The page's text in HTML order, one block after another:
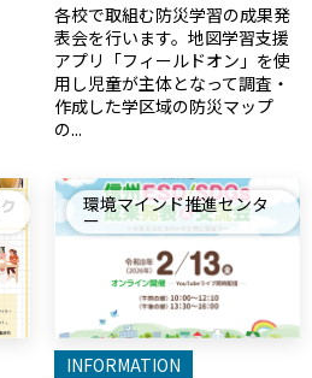
各校で取組む防災学習の成果発
表会を行います。地図学習支援
アプリ「フィールドオン」を使
用し児童が主体となって調査・
作成した学区域の防災マップ
の...
環境マインド推進センタ
ー
INFORMATION